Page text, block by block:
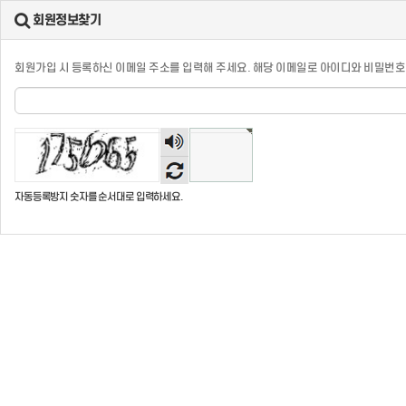
회원정보찾기
회원가입 시 등록하신 이메일 주소를 입력해 주세요. 해당 이메일로 아이디와 비밀번
숫자
음성
듣기
자동등록방지 숫자를 순서대로 입력하세요.